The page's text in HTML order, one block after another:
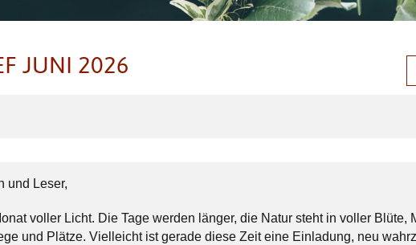
JUNI 2026
und Leser,
voller Licht. Die Tage werden länger, die Natur steht in voller Blüte,
und Plätze. Vielleicht ist gerade diese Zeit eine Einladung, neu